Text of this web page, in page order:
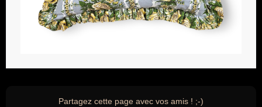
Partagez cette page avec vos amis ! ;-)